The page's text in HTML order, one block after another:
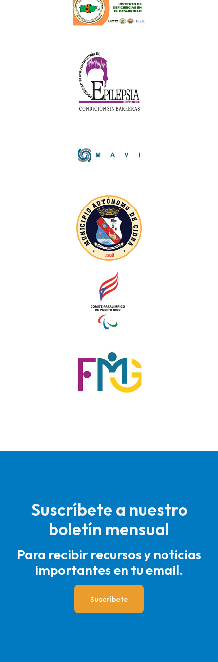
Suscríbete a nuestro
boletín mensual
Para recibir recursos y noticias
importantes en tu email.
Suscríbete